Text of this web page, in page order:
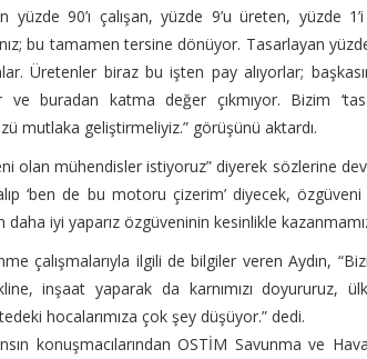
yüzde 90’ı çalışan, yüzde 9’u üreten, yüzde
bu tamamen tersine dönüyor. Tasarlayan
Üretenler biraz bu işten pay alıyorlar;
ve buradan katma değer çıkmıyor. Bizim
mutlaka geliştirmeliyiz.” görüşünü aktardı.
olan mühendisler istiyoruz” diyerek sözlerine
‘ben de bu motoru çizerim’ diyecek,
daha iyi yaparız özgüveninin kesinlikle
çalışmalarıyla ilgili de bilgiler veren Aydın,
inşaat yaparak da karnımızı doyururuz,
hocalarımıza çok şey düşüyor.” dedi.
konuşmacılarından OSTİM Savunma ve